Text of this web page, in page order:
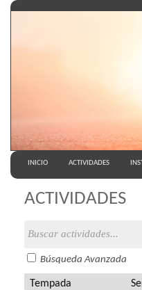
INICIO ACTIVIDADES
ACTIVIDADES
Búsqueda Avanzada
Tempada